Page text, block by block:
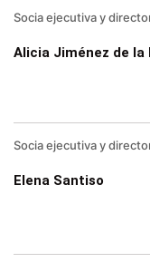
Socia ejecutiva y
Alicia Jiménez de la
Socia ejecutiva y
Elena Santiso